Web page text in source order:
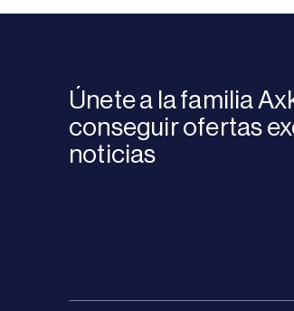
Únete a la familia
conseguir ofertas
noticias